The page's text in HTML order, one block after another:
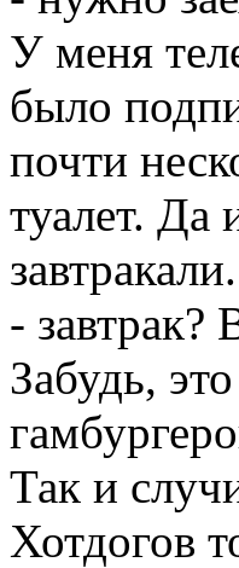
У меня
было
почти
туалет. Да
завтракали.
- завтрак?
Забудь,
Так и
Хотдогов